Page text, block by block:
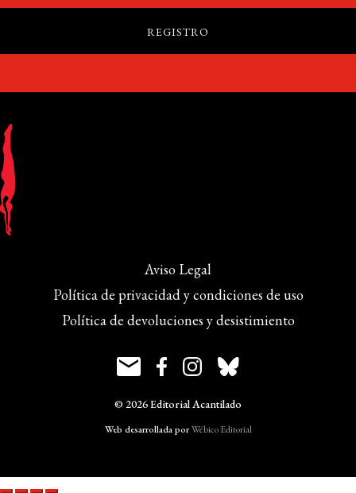
Aviso Legal
Política de privacidad y condiciones de uso
Política de devoluciones y desistimiento
© 2026 Editorial Acantilado
Web desarrollada porWébico Editorial